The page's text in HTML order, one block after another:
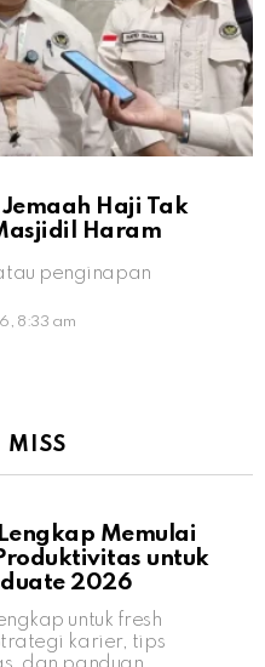
Haji Tak
Haram
penginapan
8:33 am
MISS
Memulai
untuk
2026
untuk fresh
karier, tips